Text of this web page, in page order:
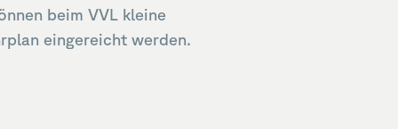
beim VVL kleine
eingereicht werden.